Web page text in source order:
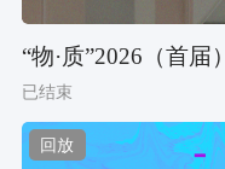
已结束
回放